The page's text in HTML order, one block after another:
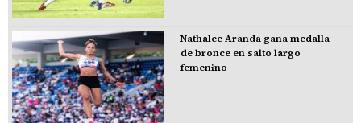
Nathalee Aranda gana medalla
de bronce en salto largo
femenino